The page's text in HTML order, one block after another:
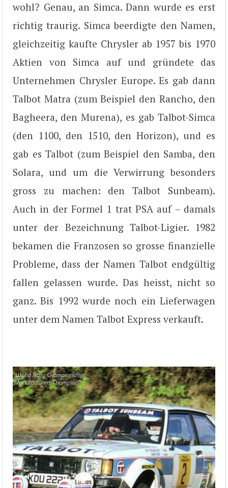
wohl? Genau, an Simca. Dann wurde es erst
richtig traurig. Simca beerdigte den Namen,
gleichzeitig kaufte Chrysler ab 1957 bis 1970
Aktien von Simca auf und gründete das
Unternehmen Chrysler Europe. Es gab dann
Talbot Matra (zum Beispiel den Rancho, den
Bagheera, den Murena), es gab Talbot-Simca
(den 1100, den 1510, den Horizon), und es
gab es Talbot (zum Beispiel den Samba, den
Solara, und um die Verwirrung besonders
gross zu machen: den Talbot Sunbeam).
Auch in der Formel 1 trat PSA auf – damals
unter der Bezeichnung Talbot-Ligier. 1982
bekamen die Franzosen so grosse finanzielle
Probleme, dass der Namen Talbot endgültig
fallen gelassen wurde. Das heisst, nicht so
ganz. Bis 1992 wurde noch ein Lieferwagen
unter dem Namen Talbot Express verkauft.